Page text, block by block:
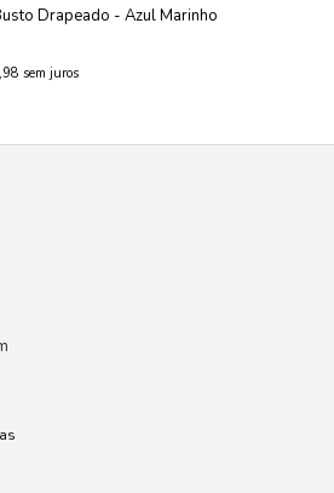
Drapeado - Azul Marinho
sem juros